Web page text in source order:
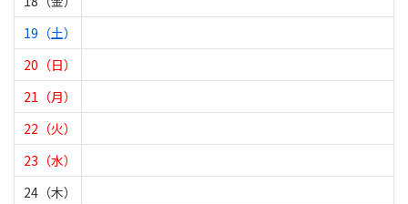
19（土）
20（日）
21（月）
22（火）
23（水）
24（木）